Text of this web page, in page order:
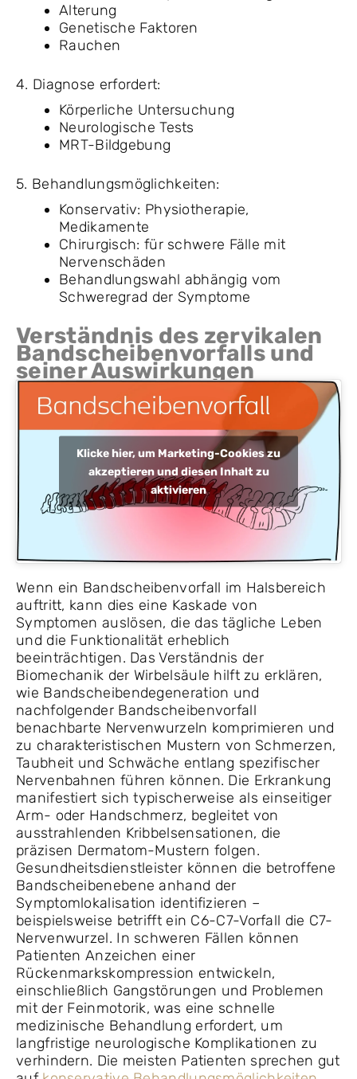
Alterung
Genetische Faktoren
Rauchen
4. Diagnose erfordert:
Körperliche Untersuchung
Neurologische Tests
MRT-Bildgebung
5. Behandlungsmöglichkeiten:
Konservativ: Physiotherapie,
Medikamente
Chirurgisch: für schwere Fälle mit
Nervenschäden
Behandlungswahl abhängig vom
Schweregrad der Symptome
Verständnis des zervikalen
Bandscheibenvorfalls und
seiner Auswirkungen
Klicke hier, um Marketing-Cookies zu
akzeptieren und diesen Inhalt zu
aktivieren
Wenn ein Bandscheibenvorfall im Halsbereich
auftritt, kann dies eine Kaskade von
Symptomen auslösen, die das tägliche Leben
und die Funktionalität erheblich
beeinträchtigen. Das Verständnis der
Biomechanik der Wirbelsäule hilft zu erklären,
wie Bandscheibendegeneration und
nachfolgender Bandscheibenvorfall
benachbarte Nervenwurzeln komprimieren und
zu charakteristischen Mustern von Schmerzen,
Taubheit und Schwäche entlang spezifischer
Nervenbahnen führen können. Die Erkrankung
manifestiert sich typischerweise als einseitiger
Arm- oder Handschmerz, begleitet von
ausstrahlenden Kribbelsensationen, die
präzisen Dermatom-Mustern folgen.
Gesundheitsdienstleister können die betroffene
Bandscheibenebene anhand der
Symptomlokalisation identifizieren –
beispielsweise betrifft ein C6-C7-Vorfall die C7-
Nervenwurzel. In schweren Fällen können
Patienten Anzeichen einer
Rückenmarkskompression entwickeln,
einschließlich Gangstörungen und Problemen
mit der Feinmotorik, was eine schnelle
medizinische Behandlung erfordert, um
langfristige neurologische Komplikationen zu
verhindern. Die meisten Patienten sprechen gut